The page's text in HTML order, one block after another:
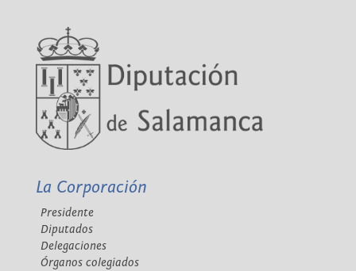
La Corporación
Presidente
Diputados
Delegaciones
Órganos colegiados